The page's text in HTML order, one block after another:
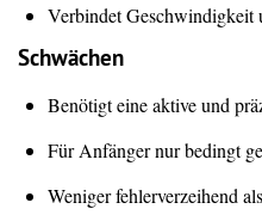
Verbindet Geschwindigkeit
Schwächen
Benötigt eine aktive und
Für Anfänger nur bedingt
Weniger fehlerverzeihend